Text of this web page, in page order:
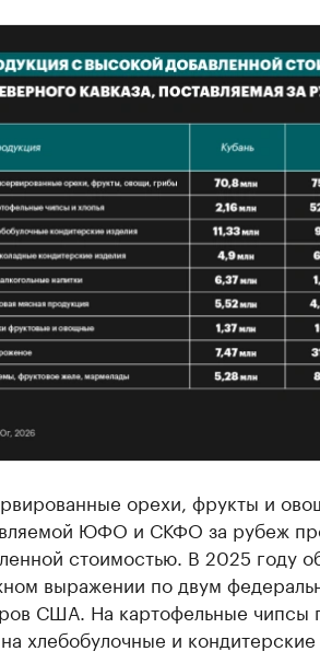
орехи, фрукты и
ЮФО и СКФО за рубеж
стоимостью. В 2025 году
выражении по двум
США. На картофельные чипсы
хлебобулочные и